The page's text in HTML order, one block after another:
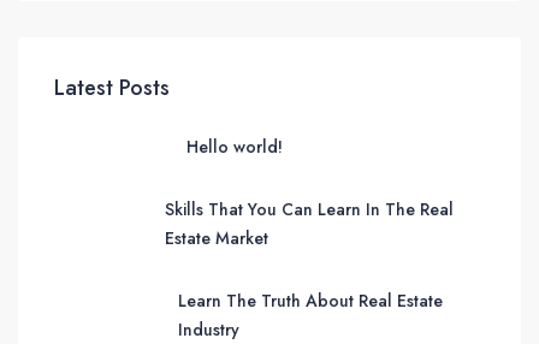
Latest Posts
Hello world!
Skills That You Can Learn In The Real
Estate Market
Learn The Truth About Real Estate
Industry